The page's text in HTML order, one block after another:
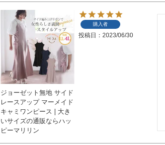
ジョーゼット無地 サイド
レースアップ マーメイド
キャミワンピース | 大き
いサイズの通販ならハッ
ピーマリリン
購入者
投稿日 2023/06/30